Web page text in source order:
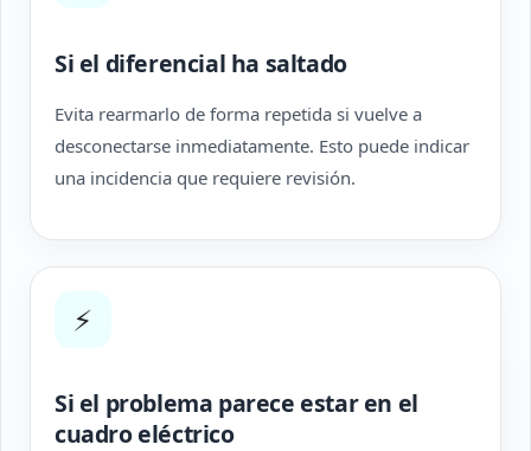
Si el diferencial ha saltado
Evita rearmarlo de forma repetida si vuelve a
desconectarse inmediatamente. Esto puede indicar
una incidencia que requiere revisión.
⚡
Si el problema parece estar en el
cuadro eléctrico